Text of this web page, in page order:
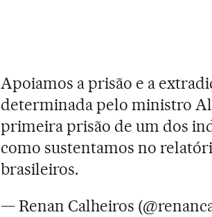
Apoiamos a prisão e a
determinada pelo ministro
primeira prisão de um dos
como sustentamos no
brasileiros.
— Renan Calheiros